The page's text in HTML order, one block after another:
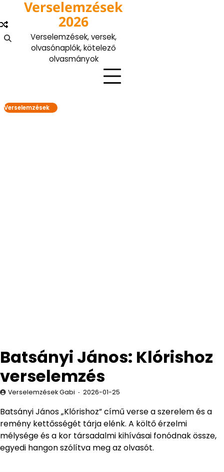
content
Verselemzések
2026
Verselemzések, versek,
olvasónaplók, kötelező
olvasmányok
Verselemzések
Batsányi János: Klórishoz
verselemzés
Verselemzések Gabi 2026-01-25
Batsányi János „Klórishoz” című verse a szerelem és a
remény kettősségét tárja elénk. A költő érzelmi
mélysége és a kor társadalmi kihívásai fonódnak össze,
egyedi hangon szólítva meg az olvasót.